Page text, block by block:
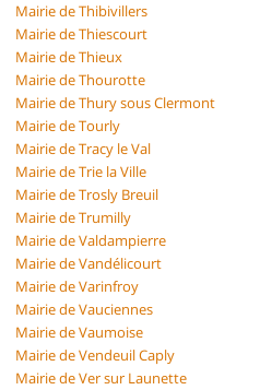
Mairie de Thibivillers
Mairie de Thiescourt
Mairie de Thieux
Mairie de Thourotte
Mairie de Thury sous Clermont
Mairie de Tourly
Mairie de Tracy le Val
Mairie de Trie la Ville
Mairie de Trosly Breuil
Mairie de Trumilly
Mairie de Valdampierre
Mairie de Vandélicourt
Mairie de Varinfroy
Mairie de Vauciennes
Mairie de Vaumoise
Mairie de Vendeuil Caply
Mairie de Ver sur Launette